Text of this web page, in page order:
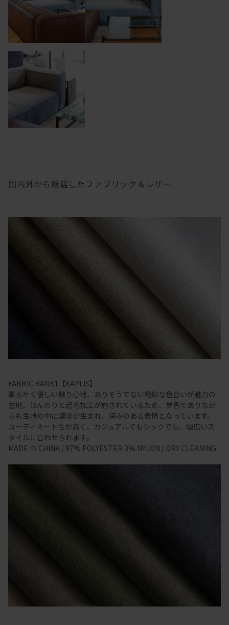
国内外から厳選したファブリック＆レザー
FABRIC RANK1【KAPLIS】
柔らかく優しい触り心地、ありそうでない絶妙な色合いが魅力の
生地。ほんのりと起毛加工が施されているため、単色でありなが
らも生地の中に濃淡が生まれ、深みのある表情となっています。
コーディネート性が高く、カジュアルでもシックでも、幅広いス
タイルに合わせられます。
MADE IN CHINA / 97% POLYESTER 3% NYLON / DRY CLEANING